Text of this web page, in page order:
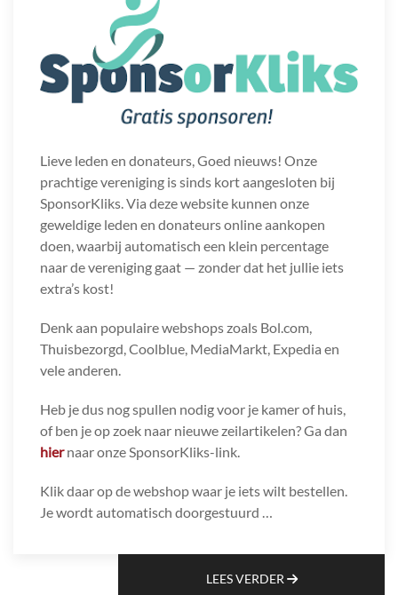
Lieve leden en donateurs, Goed nieuws! Onze
prachtige vereniging is sinds kort aangesloten bij
SponsorKliks. Via deze website kunnen onze
geweldige leden en donateurs online aankopen
doen, waarbij automatisch een klein percentage
naar de vereniging gaat — zonder dat het jullie iets
extra’s kost!
Denk aan populaire webshops zoals Bol.com,
Thuisbezorgd, Coolblue, MediaMarkt, Expedia en
vele anderen.
Heb je dus nog spullen nodig voor je kamer of huis,
of ben je op zoek naar nieuwe zeilartikelen? Ga dan
hiernaar onze SponsorKliks-link.
Klik daar op de webshop waar je iets wilt bestellen.
Je wordt automatisch doorgestuurd …
LEES VERDER